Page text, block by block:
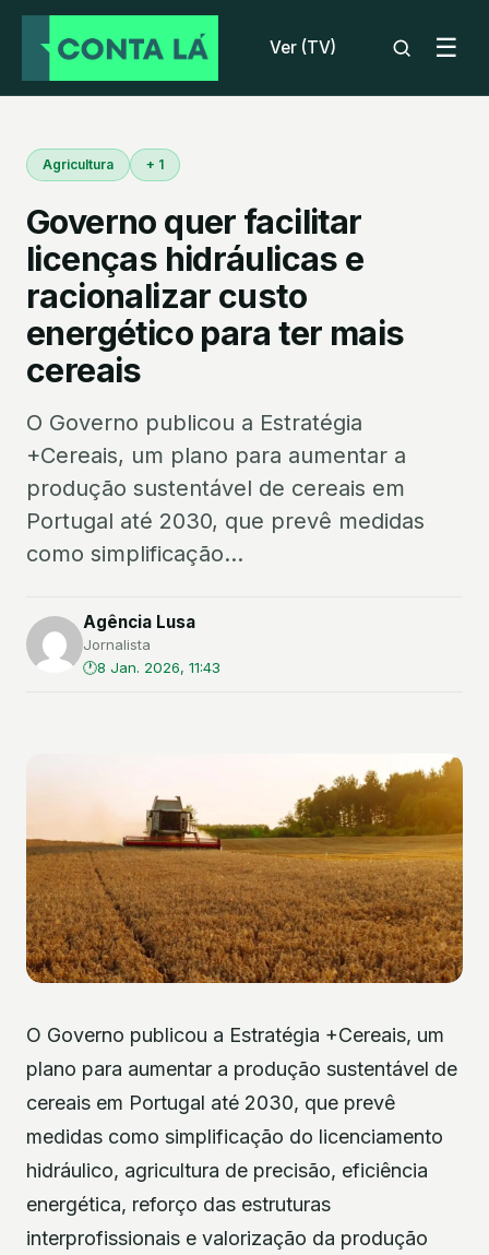
Ver (TV) ☰
Agricultura + 1
Governo quer facilitar
licenças hidráulicas e
racionalizar custo
energético para ter mais
cereais
O Governo publicou a Estratégia
+Cereais, um plano para aumentar a
produção sustentável de cereais em
Portugal até 2030, que prevê medidas
como simplificação...
Agência Lusa
Jornalista
8 Jan. 2026, 11:43
O Governo publicou a Estratégia +Cereais, um
plano para aumentar a produção sustentável de
cereais em Portugal até 2030, que prevê
medidas como simplificação do licenciamento
hidráulico, agricultura de precisão, eficiência
energética, reforço das estruturas
interprofissionais e valorização da produção